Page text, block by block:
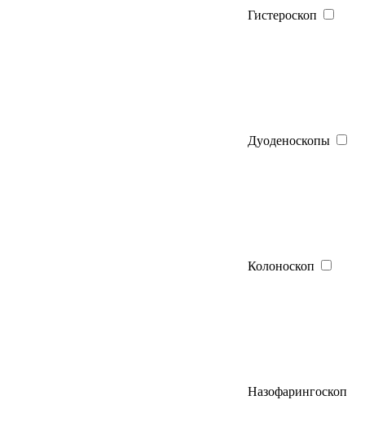
Гистероскоп
Дуоденоскопы
Колоноскоп
Назофарингоскоп